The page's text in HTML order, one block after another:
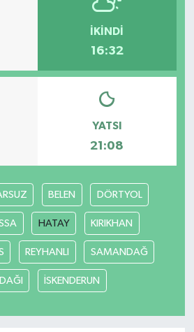
İKINDI
16:32
YATSI
21:08
BELEN DÖRTYOL
HATAY KIRIKHAN
REYHANLI SAMANDAĞ
İSKENDERUN